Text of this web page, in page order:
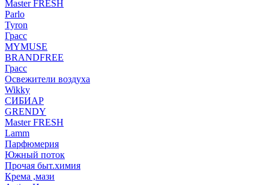
Master FRESH
Parlo
Tyron
Грасс
MYMUSE
BRANDFREE
Грасс
Освежители воздуха
Wikky
СИБИАР
GRENDY
Master FRESH
Lamm
Парфюмерия
Южный поток
Прочая быт.химия
Крема ,мази